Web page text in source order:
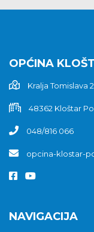
OPĆINA
Kralja Tomislava 2
48362 Kloštar
048/816 066
opcina-klostar-
NAVIGACIJA